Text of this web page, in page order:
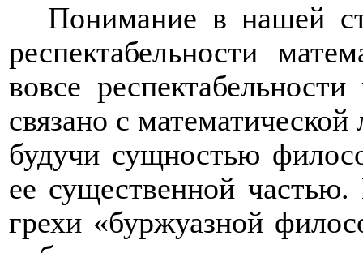
Понимание в нашей
респектабельности
вовсе
связано с
будучи сущностью
ее существенной
грехи «буржуазной